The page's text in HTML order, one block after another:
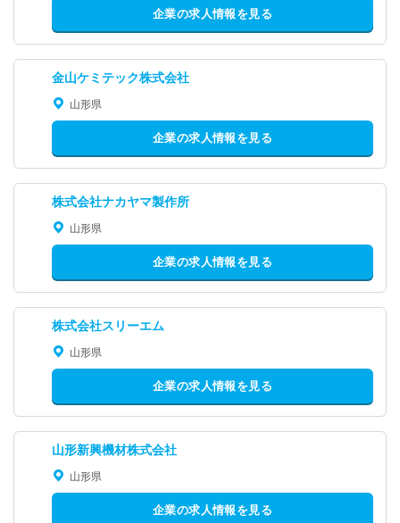
企業の求人情報を見る
金山ケミテック株式会社
山形県
企業の求人情報を見る
株式会社ナカヤマ製作所
山形県
企業の求人情報を見る
株式会社スリーエム
山形県
企業の求人情報を見る
山形新興機材株式会社
山形県
企業の求人情報を見る